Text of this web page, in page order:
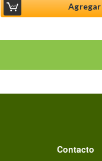
Agregar
Contacto